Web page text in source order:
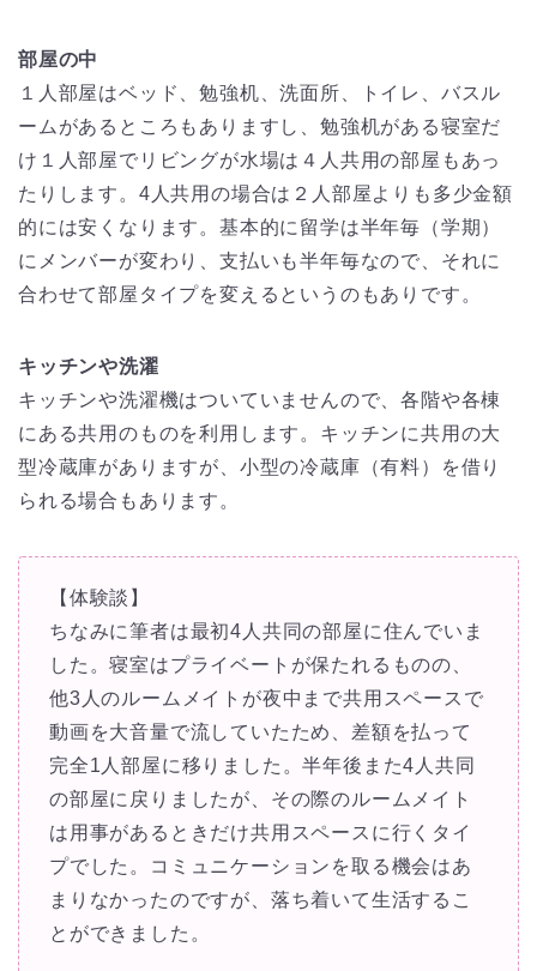
部屋の中
１人部屋はベッド、勉強机、洗面所、トイレ、バスル
ームがあるところもありますし、勉強机がある寝室だ
け１人部屋でリビングが水場は４人共用の部屋もあっ
たりします。4人共用の場合は２人部屋よりも多少金額
的には安くなります。基本的に留学は半年毎（学期）
にメンバーが変わり、支払いも半年毎なので、それに
合わせて部屋タイプを変えるというのもありです。
キッチンや洗濯
キッチンや洗濯機はついていませんので、各階や各棟
にある共用のものを利用します。キッチンに共用の大
型冷蔵庫がありますが、小型の冷蔵庫（有料）を借り
られる場合もあります。
【体験談】
ちなみに筆者は最初4人共同の部屋に住んでいま
した。寝室はプライベートが保たれるものの、
他3人のルームメイトが夜中まで共用スペースで
動画を大音量で流していたため、差額を払って
完全1人部屋に移りました。半年後また4人共同
の部屋に戻りましたが、その際のルームメイト
は用事があるときだけ共用スペースに行くタイ
プでした。コミュニケーションを取る機会はあ
まりなかったのですが、落ち着いて生活するこ
とができました。